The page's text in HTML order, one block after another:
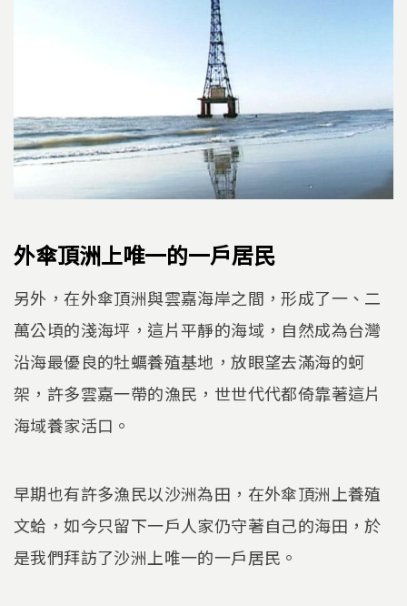
外傘頂洲上唯一的一戶居民
另外，在外傘頂洲與雲嘉海岸之間，形成了一、二
萬公頃的淺海坪，這片平靜的海域，自然成為台灣
沿海最優良的牡蠣養殖基地，放眼望去滿海的蚵
架，許多雲嘉一帶的漁民，世世代代都倚靠著這片
海域養家活口。
早期也有許多漁民以沙洲為田，在外傘頂洲上養殖
文蛤，如今只留下一戶人家仍守著自己的海田，於
是我們拜訪了沙洲上唯一的一戶居民。